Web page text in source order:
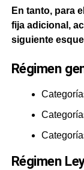
En tanto, para
fija adicional,
siguiente
Régimen
Régimen